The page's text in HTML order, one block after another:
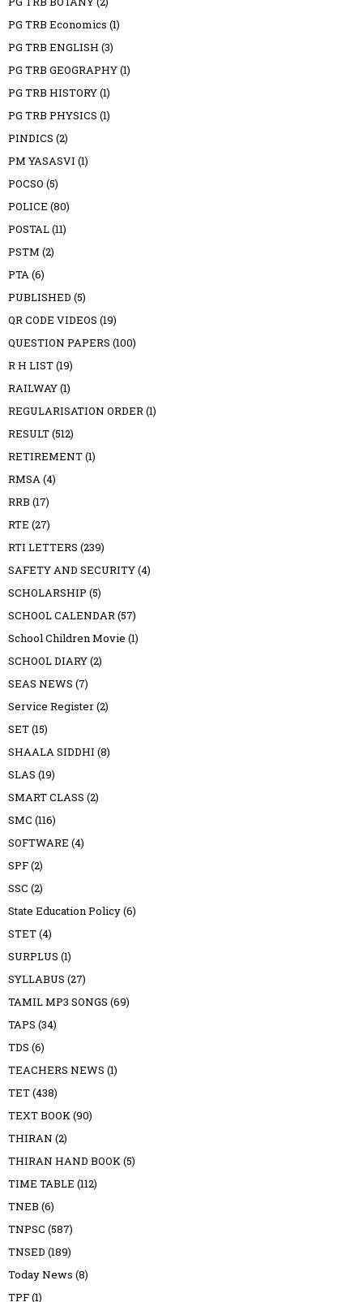
PG TRB Economics (1)
PG TRB ENGLISH (3)
PG TRB GEOGRAPHY(1)
PG TRB HISTORY(1)
PG TRB PHYSICS (1)
PINDICS (2)
PM YASASVI (1)
POCSO (5)
POLICE (80)
POSTAL(11)
PSTM (2)
PTA(6)
PUBLISHED (5)
QR CODE VIDEOS (19)
QUESTION PAPERS (100)
R H LIST(19)
RAILWAY(1)
REGULARISATION ORDER(1)
RESULT(512)
RETIREMENT(1)
RMSA(4)
RRB (17)
RTE (27)
RTI LETTERS (239)
SAFETY AND SECURITY(4)
SCHOLARSHIP (5)
SCHOOL CALENDAR(57)
School Children Movie (1)
SCHOOL DIARY(2)
SEAS NEWS (7)
Service Register(2)
SET(15)
SHAALA SIDDHI (8)
SLAS (19)
SMART CLASS (2)
SMC (116)
SOFTWARE (4)
SPF(2)
SSC (2)
State Education Policy(6)
STET(4)
SURPLUS (1)
SYLLABUS (27)
TAMIL MP3 SONGS (69)
TAPS (34)
TDS (6)
TEACHERS NEWS (1)
TET(438)
TEXT BOOK(90)
THIRAN (2)
THIRAN HAND BOOK(5)
TIME TABLE (112)
TNEB (6)
TNPSC (587)
TNSED (189)
Today News (8)
TPF(1)